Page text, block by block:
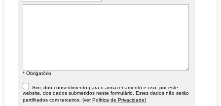
* Obrigatório
Sim, dou consentimento para o armazenamento e uso, por este
website, dos dados submetidos neste formulário. Estes dados não serão
partilhados com terceiros. (verPolítica de Privacidade)